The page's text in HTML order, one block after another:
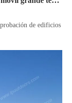
de edificios